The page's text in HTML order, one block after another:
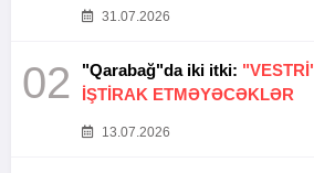
31.07.2026
02 "Qarabağ"da iki itki:
İŞTİRAK ETMƏYƏCƏKLƏR
13.07.2026